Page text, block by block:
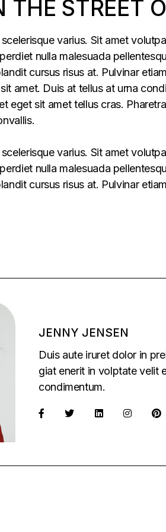
THE STREET
varius. Sit amet
nulla malesuada
cursus risus at. Pulvinar
amet. Duis at tellus at urna
eget sit amet tellus cras.
varius. Sit amet
nulla malesuada
cursus risus at. Pulvinar
JENNY JENSEN
Duis aute iruret dolor in
giat enerit in volptate velit
condimentum.